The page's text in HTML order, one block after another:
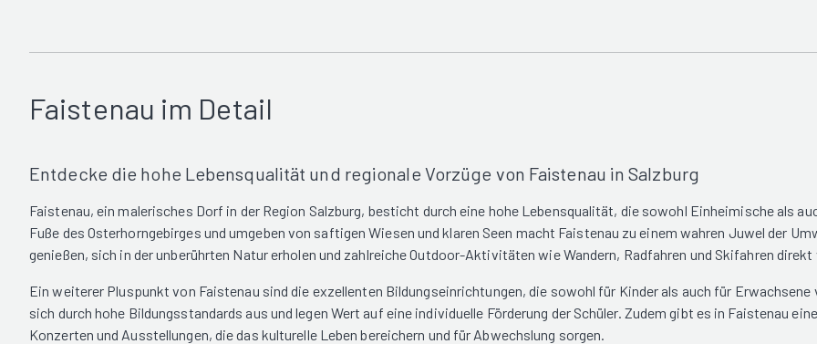
Faistenau im Detail
Entdecke die hohe Lebensqualität und regionale Vorzüge von Faistenau in Salzburg
Faistenau, ein malerisches Dorf in der Region Salzburg, besticht durch eine hohe Lebensqualität, die sowohl Einheimische als
Fuße des Osterhorngebirges und umgeben von saftigen Wiesen und klaren Seen macht Faistenau zu einem wahren Juwel der
genießen, sich in der unberührten Natur erholen und zahlreiche Outdoor-Aktivitäten wie Wandern, Radfahren und Skifahren direkt
Ein weiterer Pluspunkt von Faistenau sind die exzellenten Bildungseinrichtungen, die sowohl für Kinder als auch für
sich durch hohe Bildungsstandards aus und legen Wert auf eine individuelle Förderung der Schüler. Zudem gibt es in Faistenau
Konzerten und Ausstellungen, die das kulturelle Leben bereichern und für Abwechslung sorgen.